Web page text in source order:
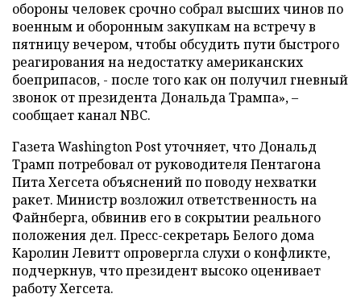
обороны человек срочно собрал высших чинов по
военным и оборонным закупкам на встречу в
пятницу вечером, чтобы обсудить пути быстрого
реагирования на недостатку американских
боеприпасов, - после того как он получил гневный
звонок от президента Дональда Трампа», –
сообщает канал NBC.
Газета Washington Post уточняет, что Дональд
Трамп потребовал от руководителя Пентагона
Пита Хегсета объяснений по поводу нехватки
ракет. Министр возложил ответственность на
Файнберга, обвинив его в сокрытии реального
положения дел. Пресс-секретарь Белого дома
Каролин Левитт опровергла слухи о конфликте,
подчеркнув, что президент высоко оценивает
работу Хегсета.